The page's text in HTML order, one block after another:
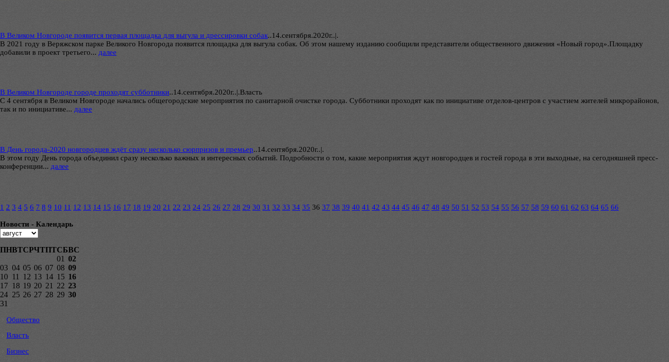
В Великом Новгороде появится первая площадка для выгула и дрессировки собак..14.сентября.2020г..|.
В 2021 году в Веряжском парке Великого Новгорода появится площадка для выгула собак. Об этом нашему изданию сообщили представители общественного движения «Новый город».Площадку
добавили в проект третьего... далее
В Великом Новгороде городе проходят субботники..14.сентября.2020г..|.Власть
С 4 сентября в Великом Новгороде начались общегородские мероприятия по санитарной очистке города. Субботники проходят как по инициативе отделов-центров с участием жителей микрорайонов,
так и по инициативе... далее
В День города-2020 новгородцев ждёт сразу несколько сюрпризов и премьер..14.сентября.2020г..|.
В этом году День города объединил сразу несколько важных и интересных событий. Подробности о том, какие мероприятия ждут новгородцев и гостей города в эти выходные, на сегодняшней пресс-
конференции... далее
1 2 3 4 5 6 7 8 9 10 11 12 13 14 15 16 17 18 19 20 21 22 23 24 25 26 27 28 29 30 31 32 33 34 35 36 37 38 39 40 41 42 43 44 45 46 47 48 49 50 51 52 53 54 55 56 57 58 59 60 61 62 63 64 65 66
Новости - Календарь
ПНВТСРЧТПТСБВС
01 02
03 04 05 06 07 08 09
10 11 12 13 14 15 16
17 18 19 20 21 22 23
24 25 26 27 28 29 30
31
Общество
Власть
Бизнес